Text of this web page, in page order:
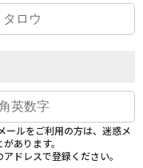
ールをご利用の方は、迷惑メ
あります。
ドレスで登録ください。